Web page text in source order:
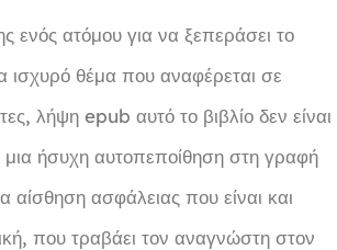
ενός ατόμου για να ξεπεράσει το
ισχυρό θέμα που αναφέρεται σε
λήψη epub αυτό το βιβλίο δεν είναι
μια ήσυχη αυτοπεποίθηση στη γραφή
αίσθηση ασφάλειας που είναι και
που τραβάει τον αναγνώστη στον